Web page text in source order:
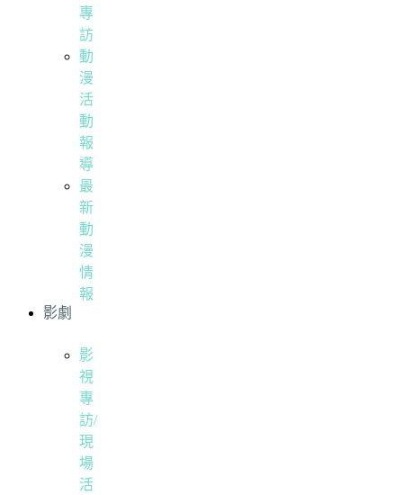
專
訪
動
漫
活
動
報
導
最
新
動
漫
情
報
影劇
影
視
專
訪/
現
場
活